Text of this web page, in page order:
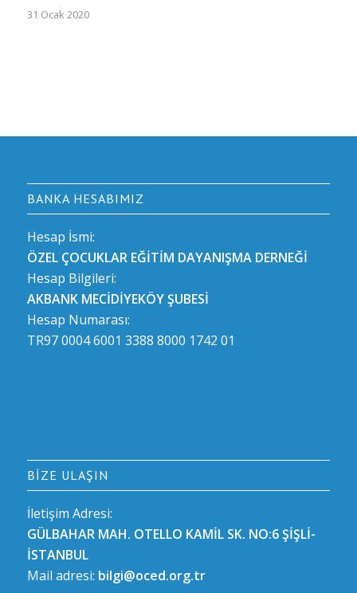
31 Ocak 2020
BANKA HESABIMIZ
Hesap İsmi:
ÖZEL ÇOCUKLAR EĞİTİM DAYANIŞMA DERNEĞİ
Hesap Bilgileri:
AKBANK MECİDİYEKÖY ŞUBESİ
Hesap Numarası:
TR97 0004 6001 3388 8000 1742 01
BIZE ULAŞIN
İletişim Adresi:
GÜLBAHAR MAH. OTELLO KAMİL SK. NO:6 ŞİŞLİ-
İSTANBUL
Mail adresi: bilgi@oced.org.tr